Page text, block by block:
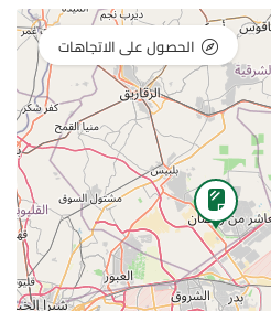
الحصول على الاتجاهات